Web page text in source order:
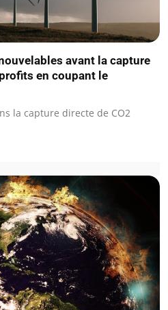
avant la capture
en coupant le
la capture directe de CO2